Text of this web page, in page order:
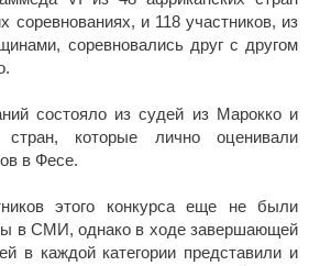
соревнованиях, и 118 участников, из
соревновались друг с другом
состояло из судей из Марокко и
стран, которые лично оценивали
в Фесе.
этого конкурса еще не были
в СМИ, однако в ходе завершающей
в каждой категории представили и